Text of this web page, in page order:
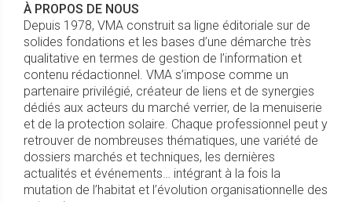
À PROPOS DE NOUS
Depuis 1978, VMA construit sa ligne éditoriale sur de
solides fondations et les bases d’une démarche très
qualitative en termes de gestion de l’information et
contenu rédactionnel. VMA s’impose comme un
partenaire privilégié, créateur de liens et de synergies
dédiés aux acteurs du marché verrier, de la menuiserie
et de la protection solaire. Chaque professionnel peut y
retrouver de nombreuses thématiques, une variété de
dossiers marchés et techniques, les dernières
actualités et événements… intégrant à la fois la
mutation de l’habitat et l’évolution organisationnelle des